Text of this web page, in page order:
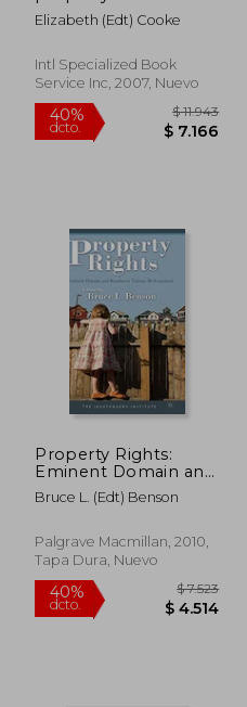
50%
dcto. $ 2.331
Elizabeth (edt) Cooke
Intl Specialized Book
Service Inc, 2007, Nuevo
Property Rights:
Eminent Domain and
Regulatory Takings
Re-Examined (en
Bruce L. (edt) Benson
Palgrave Macmillan, 2010,
Tapa Dura, Nuevo